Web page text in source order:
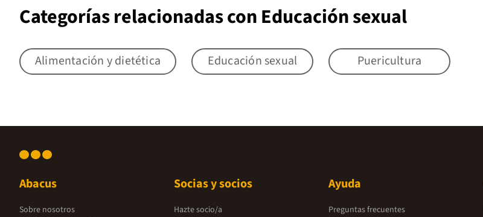
Categorías relacionadas con Educación sexual
Alimentación y dietética Educación sexual Puericultura
Abacus
Sobre nosotros
Socias y socios
Hazte socio/a
Ayuda
Preguntas frecuentes